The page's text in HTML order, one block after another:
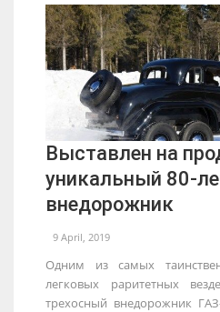
Выставлен на
уникальный 80-
внедорожник
9 April, 2019
Одним из самых
легковых раритетных
трехосный внедорожник